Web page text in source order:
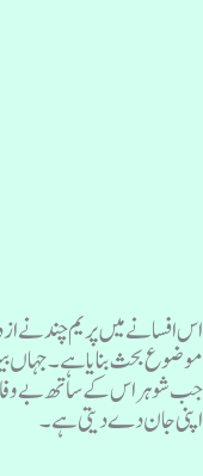
اس افسانے میں پریم چند نے
موضوع بحث بنایا ہے۔ جہاں
جب شوہر اس کے ساتھ بے
اپنی جان دے دیتی ہے۔